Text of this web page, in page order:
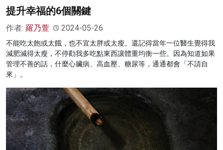
提升幸福的6個關鍵
作者: 羅乃萱 2024-05-26
不能吃太飽或太餓，也不宜太胖或太瘦。還記得當年一位醫生覺得我
減肥減得太瘦，不停勸我多吃點東西讓體重均衡一些。因為知道如果
管理不善的話，什麼心臟病、高血壓、糖尿等，通通都會「不請自
來」。